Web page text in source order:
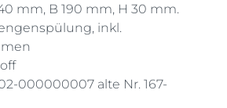
mm, B 190 mm, H 30 mm.
inkl.
000000007 alte Nr. 167-